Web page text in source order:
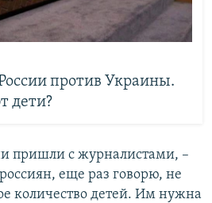
против Украины.
дети?
пришли с журналистами, –
еще раз говорю, не
количество детей. Им нужна